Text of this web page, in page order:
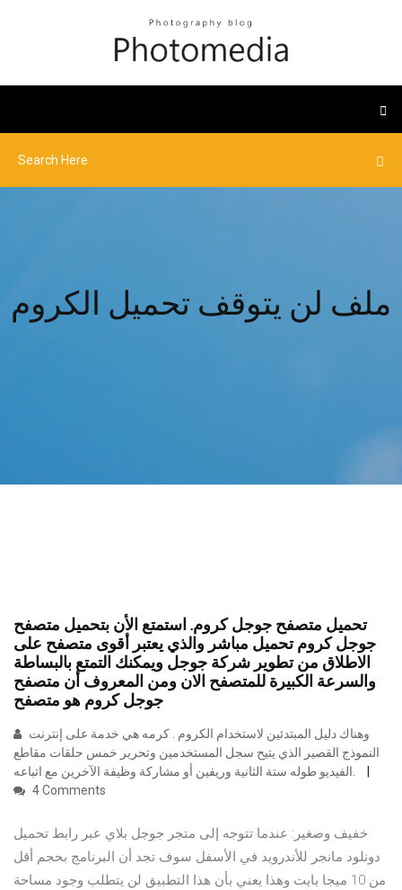
ملف لن يتوقف تحميل الكروم
تحميل متصفح جوجل كروم. استمتع الأن بتحميل متصفح
جوجل كروم تحميل مباشر والذي يعتبر أقوى متصفح على
الاطلاق من تطوير شركة جوجل ويمكنك التمتع بالبساطة
والسرعة الكبيرة للمتصفح الان ومن المعروف أن متصفح
جوجل كروم هو متصفح
النموذج القصير الذي يتيح سجل المستخدمين وتحرير خمس حلقات مقاطع
الفيديو طوله ستة الثانية وريفين أو مشاركة وظيفة الآخرين مع اتباعه.
4 Comments
خفيف وصغير: عندما تتوجه إلى متجر جوجل بلاي عبر رابط تحميل
دونلود مانجر للأندرويد في الأسفل سوف تجد أن البرنامج بحجم أقل
من 10 ميجا بايت وهذا يعني بأن هذا التطبيق لن يتطلب وجود مساحة